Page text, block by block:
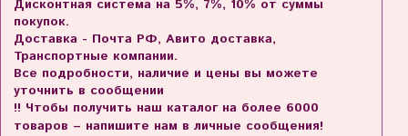
Дисконтная система на 5%, 7%, 10% от суммы
покупок.
Доставка - Почта РФ, Авито доставка,
Транспортные компании.
Все подробности, наличие и цены вы можете
уточнить в сообщении
!! Чтобы получить наш каталог на более 6000
товаров – напишите нам в личные сообщения!